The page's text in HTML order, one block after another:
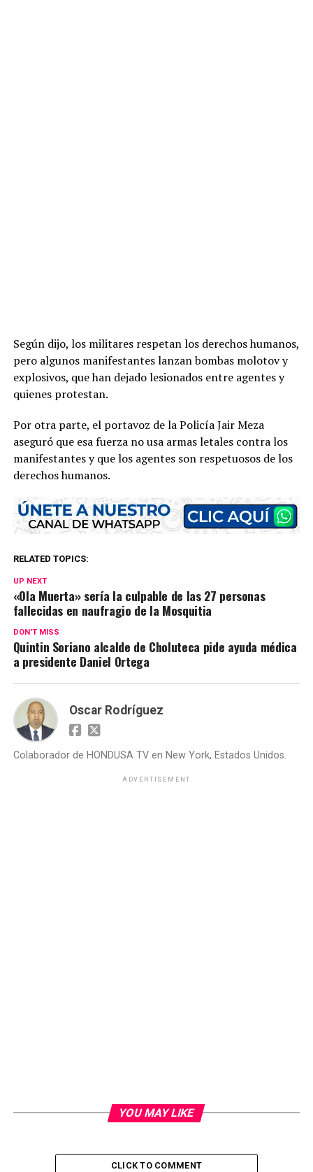
Según dijo, los militares respetan los derechos humanos,
pero algunos manifestantes lanzan bombas molotov y
explosivos, que han dejado lesionados entre agentes y
quienes protestan.
Por otra parte, el portavoz de la Policía Jair Meza
aseguró que esa fuerza no usa armas letales contra los
manifestantes y que los agentes son respetuosos de los
derechos humanos.
RELATED TOPICS:
UP NEXT
«Ola Muerta» sería la culpable de las 27 personas
fallecidas en naufragio de la Mosquitia
DON'T MISS
Quintin Soriano alcalde de Choluteca pide ayuda médica
a presidente Daniel Ortega
Oscar Rodríguez
Colaborador de HONDUSA TV en New York, Estados Unidos.
ADVERTISEMENT
YOU MAY LIKE
CLICK TO COMMENT